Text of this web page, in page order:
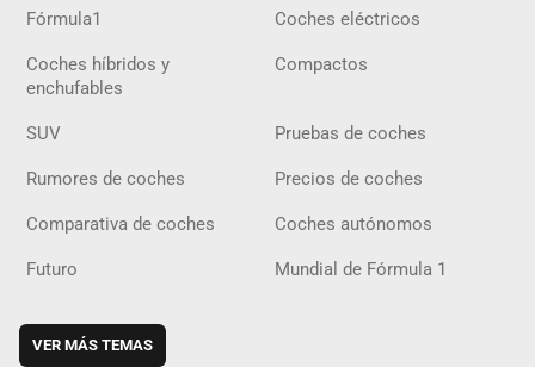
Fórmula1 Coches eléctricos
Coches híbridos y
enchufables
Compactos
SUV Pruebas de coches
Rumores de coches Precios de coches
Comparativa de coches Coches autónomos
Futuro Mundial de Fórmula 1
VER MÁS TEMAS